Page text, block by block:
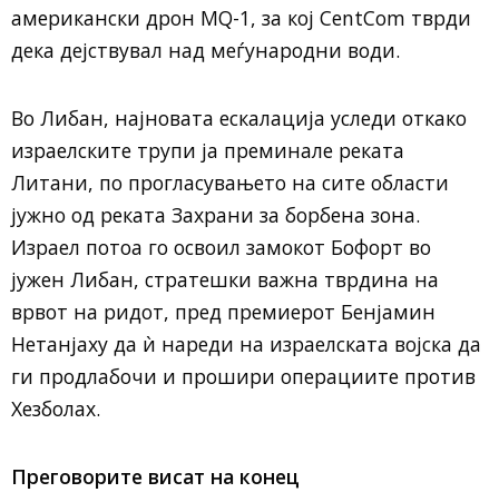
американски дрон MQ-1, за кој CentCom тврди
дека дејствувал над меѓународни води.
Во Либан, најновата ескалација уследи откако
израелските трупи ја преминале реката
Литани, по прогласувањето на сите области
јужно од реката Захрани за борбена зона.
Израел потоа го освоил замокот Бофорт во
јужен Либан, стратешки важна тврдина на
врвот на ридот, пред премиерот Бенјамин
Нетанјаху да ѝ нареди на израелската војска да
ги продлабочи и прошири операциите против
Хезболах.
Преговорите висат на конец